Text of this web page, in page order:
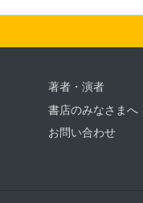
著者・演者
書店のみなさまへ
お問い合わせ